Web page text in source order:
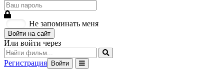
Не запоминать меня
Войти на сайт
Или войти через
Регистрация Войти